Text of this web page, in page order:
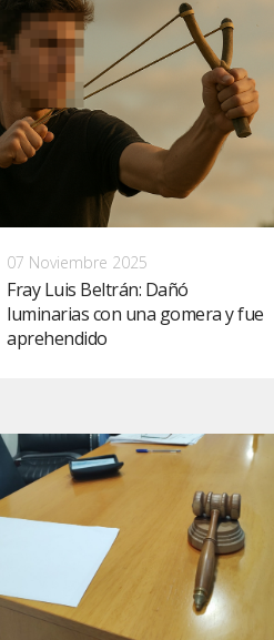
07 Noviembre 2025
Fray Luis Beltrán: Dañó
luminarias con una gomera y fue
aprehendido